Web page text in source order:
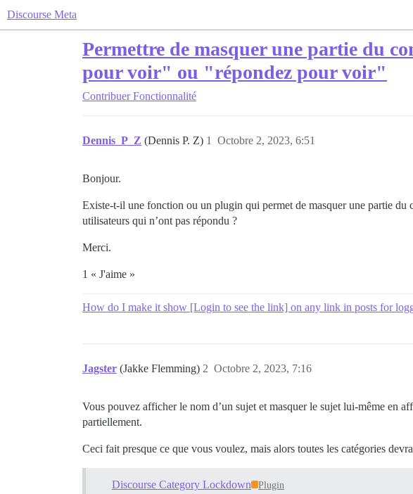
Discourse Meta
Permettre de masquer une partie du
pour voir" ou "répondez pour voir"
Contribuer Fonctionnalité
Dennis_P_Z (Dennis P. Z) Octobre 2, 2023, 6:51
1
Bonjour.
Existe-t-il une fonction ou un plugin qui permet de masquer une partie
utilisateurs qui n’ont pas répondu ?
Merci.
1 « J'aime »
How do I make it show [Login to see the link] on any link in posts for
Jagster (Jakke Flemming) Octobre 2, 2023, 7:16
2
Vous pouvez afficher le nom d’un sujet et masquer le sujet lui-même en
partiellement.
Ceci fait presque ce que vous voulez, mais alors toutes les catégories
Discourse Category Lockdown Plugin